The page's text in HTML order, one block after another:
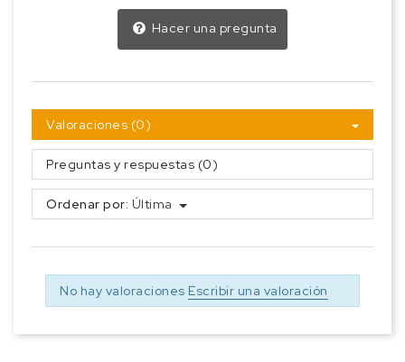
Hacer una pregunta
Valoraciones (0)
Preguntas y respuestas (0)
Ordenar por: Última
No hay valoraciones Escribir una valoración